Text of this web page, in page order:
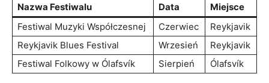
Nazwa Festiwalu Data
Miejsce
Festiwal Muzyki Współczesnej
Czerwiec
Reykjavik
Reykjavik Blues Festival
Wrzesień
Reykjavik
Festiwal Folkowy w Ólafsvík
Sierpień Ólafsvík